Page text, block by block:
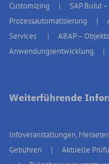
Customizing
SAP Build
Prozessautomatisierung
Services
ABAP –
Anwendungsentwicklung
Weiterführende
Infoveranstaltungen,
Gebühren
Aktuelle